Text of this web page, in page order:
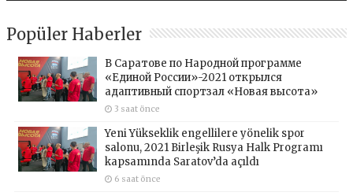
Popüler Haberler
В Саратове по Народной программе
«Единой России»-2021 открылся
адаптивный спортзал «Новая высота»
3 saat önce
Yeni Yükseklik engellilere yönelik spor
salonu, 2021 Birleşik Rusya Halk Programı
kapsamında Saratov’da açıldı
6 saat önce